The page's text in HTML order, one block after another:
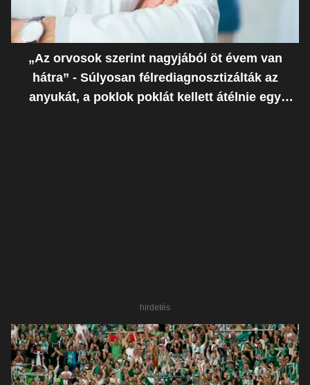
„Az orvosok szerint nagyjából öt évem van
hátra” - Súlyosan félrediagnosztizálták az
anyukát, a poklok poklát kellett átélnie egy
hirdetés